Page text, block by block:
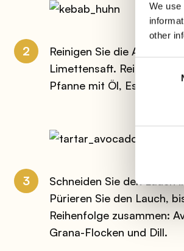
We
other
2
Reinigen Sie die Avocado
Limettensaft. Reinigen
Pfanne mit Öl, Essig, Salz
3
Schneiden Sie den Lauch
Pürieren Sie den Lauch,
Reihenfolge zusammen:
Grana-Flocken und Dill.